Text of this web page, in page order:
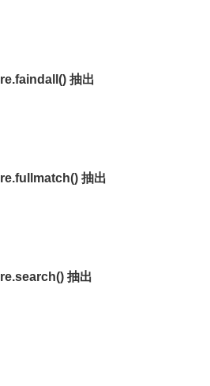
re.faindall() 抽出
re.fullmatch() 抽出
re.search() 抽出